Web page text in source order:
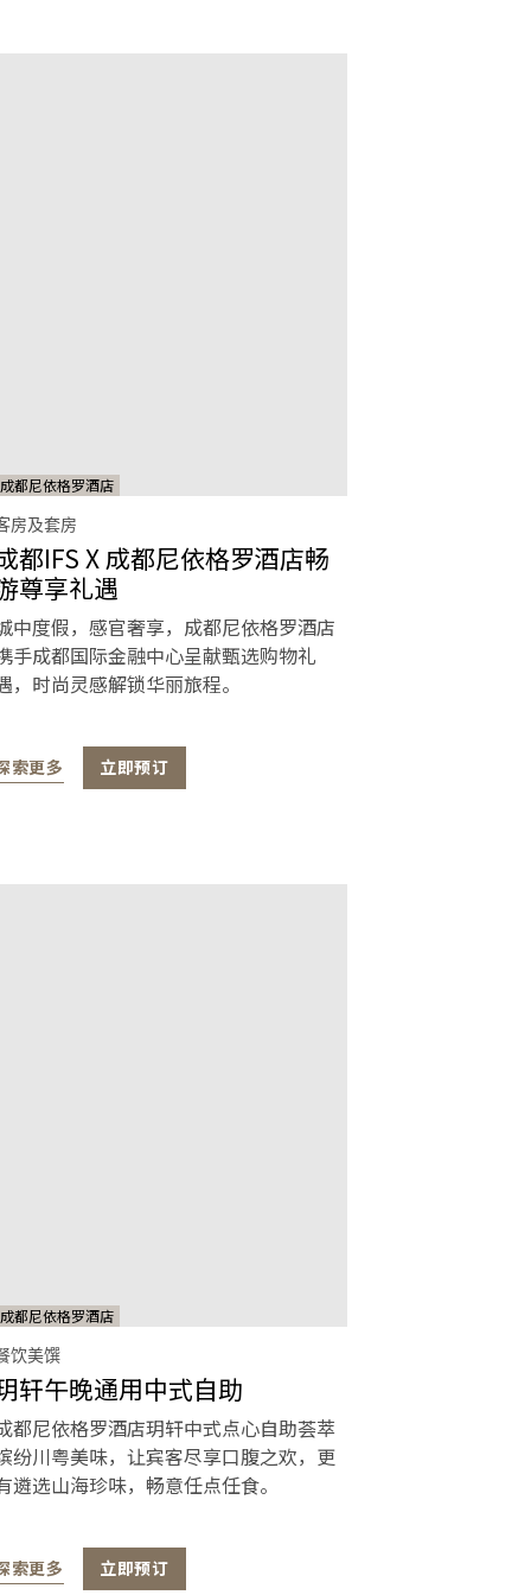
成都尼依格罗酒店
房及套房
都IFS X 成都尼依格罗酒店畅
尊享礼遇
中度假，感官奢享，成都尼依格罗酒店
手成都国际金融中心呈献甄选购物礼
，时尚灵感解锁华丽旅程。
索更多 立即预订
成都尼依格罗酒店
饮美馔
轩午晚通用中式自助
都尼依格罗酒店玥轩中式点心自助荟萃
纷川粤美味，让宾客尽享口腹之欢，更
遴选山海珍味，畅意任点任食。
索更多 立即预订